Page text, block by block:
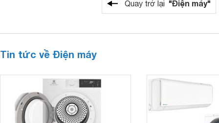
Quay trở lại "Điện máy"
Tin tức về Điện máy